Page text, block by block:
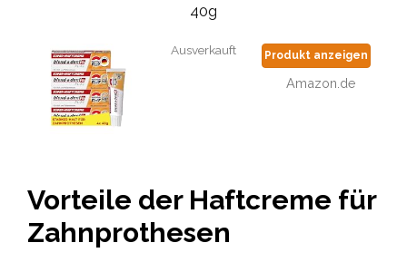
40g
Ausverkauft Produkt anzeigen
Amazon.de
Vorteile der Haftcreme für
Zahnprothesen